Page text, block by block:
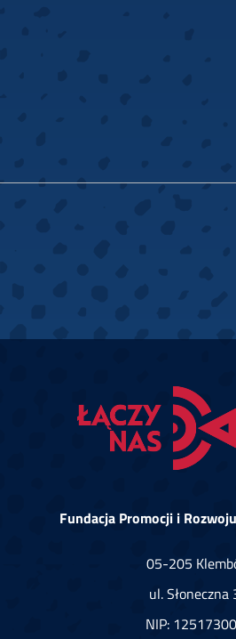
Fundacja Promocji i
05-205
ul. Słoneczna
NIP: